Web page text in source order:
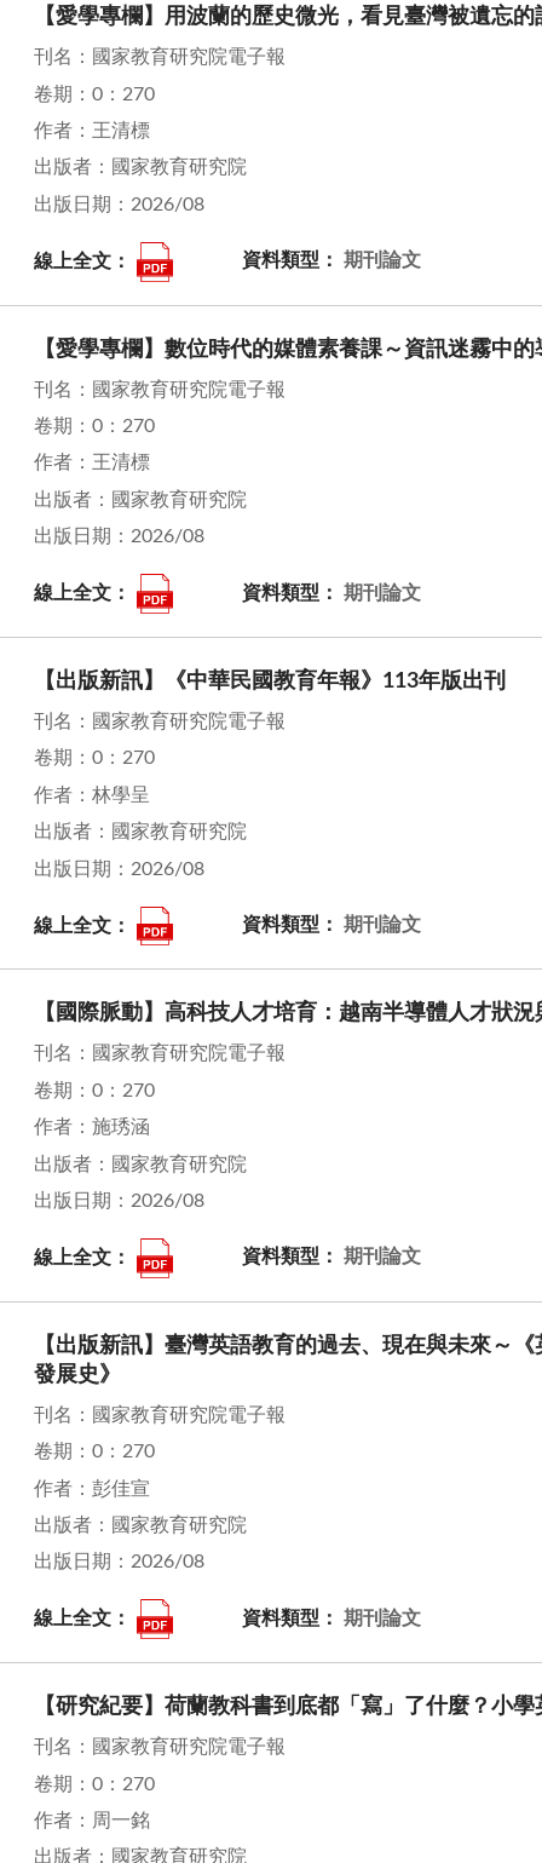
【愛學專欄】用波蘭的歷史微光，看見臺灣被遺忘
刊名：國家教育研究院電子報
卷期：0：270
作者：王清標
出版者：國家教育研究院
出版日期：2026/08
線上全文： 資料類型： 期刊論文
【愛學專欄】數位時代的媒體素養課～資訊迷霧中
刊名：國家教育研究院電子報
卷期：0：270
作者：王清標
出版者：國家教育研究院
出版日期：2026/08
線上全文： 資料類型： 期刊論文
【出版新訊】《中華民國教育年報》113年版出刊
刊名：國家教育研究院電子報
卷期：0：270
作者：林學呈
出版者：國家教育研究院
出版日期：2026/08
線上全文： 資料類型： 期刊論文
【國際脈動】高科技人才培育：越南半導體人才狀
刊名：國家教育研究院電子報
卷期：0：270
作者：施琇涵
出版者：國家教育研究院
出版日期：2026/08
線上全文： 資料類型： 期刊論文
【出版新訊】臺灣英語教育的過去、現在與未來
發展史》
刊名：國家教育研究院電子報
卷期：0：270
作者：彭佳宣
出版者：國家教育研究院
出版日期：2026/08
線上全文： 資料類型： 期刊論文
【研究紀要】荷蘭教科書到底都「寫」了什麼？小
刊名：國家教育研究院電子報
卷期：0：270
作者：周一銘
出版者：國家教育研究院